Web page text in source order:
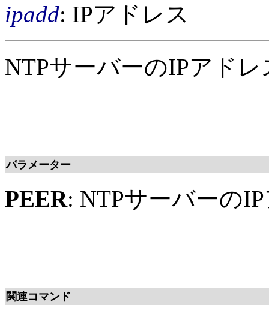
ipadd: IPアドレス
NTPサーバーのIPアド
パラメーター
PEER: NTPサーバーの
関連コマンド